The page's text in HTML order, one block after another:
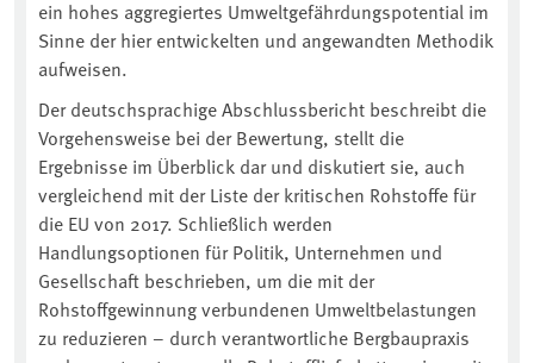
ein hohes aggregiertes Umweltgefährdungspotential im
Sinne der hier entwickelten und angewandten Methodik
aufweisen.
Der deutschsprachige Abschlussbericht beschreibt die
Vorgehensweise bei der Bewertung, stellt die
Ergebnisse im Überblick dar und diskutiert sie, auch
vergleichend mit der Liste der kritischen Rohstoffe für
die EU von 2017. Schließlich werden
Handlungsoptionen für Politik, Unternehmen und
Gesellschaft beschrieben, um die mit der
Rohstoffgewinnung verbundenen Umweltbelastungen
zu reduzieren – durch verantwortliche Bergbaupraxis